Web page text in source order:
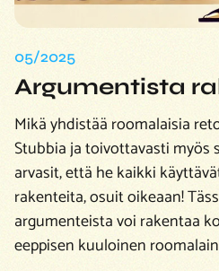
05/2025
Argumentista
Mikä yhdistää roomalaisia
Stubbia ja toivottavasti myös
arvasit, että he kaikki
rakenteita, osuit oikeaan!
argumenteista voi rakentaa
eeppisen kuuloinen